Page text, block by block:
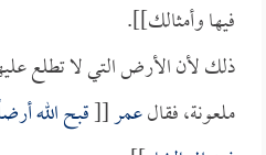
فيها وأمثالك]].
ذلك لأن الأرض التي لا تطلع
ملعونة، فقالعمر[[قبح الله